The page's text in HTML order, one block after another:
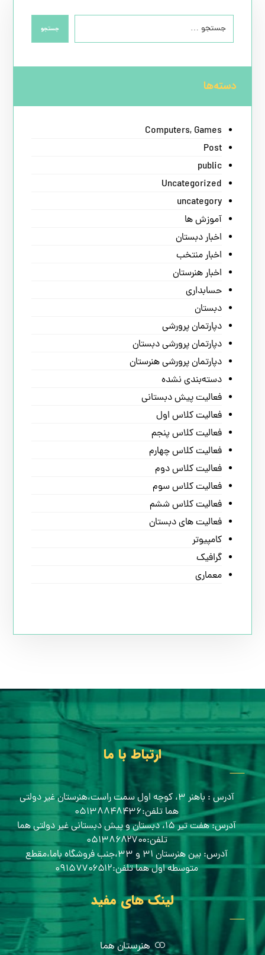
جستجو
دسته‌ها
Computers, Games
Post
public
Uncategorized
uncategory
آموزش ها
اخبار دبستان
اخبار منتخب
اخبار هنرستان
حسابداری
دبستان
دپارتمان پرورشی
دپارتمان پرورشی دبستان
دپارتمان پرورشی هنرستان
دسته‌بندی نشده
فعالیت پیش دبستانی
فعالیت کلاس اول
فعالیت کلاس پنجم
فعالیت کلاس چهارم
فعالیت کلاس دوم
فعالیت کلاس سوم
فعالیت کلاس ششم
فعالیت های دبستان
کامپیوتر
گرافیک
معماری
ارتباط با ما
آدرس : باهنر ۳، کوچه اول سمت راست،هنرستان غیر دولتی
هما تلفن:۰۵۱۳۸۸۴۸۴۳۶
آدرس: هفت تیر ۱۵، دبستان و پیش دبستانی غیر دولتی هما
تلفن:۰۵۱۳۸۶۸۲۷۰۰
آدرس: بین هنرستان ۳۱ و ۳۳،جنب فروشگاه باما،مقطع
متوسطه اول هما تلفن:۰۹۱۵۷۷۰۶۵۱۲
لینک های مفید
هنرستان هما